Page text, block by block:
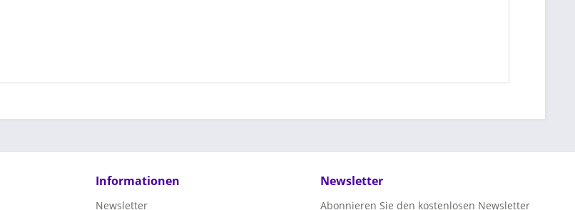
Informationen
Newsletter
Newsletter
Abonnieren Sie den kostenlosen Newsletter